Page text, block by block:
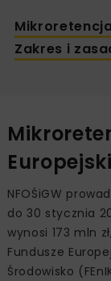
Zakres i
NFOŚiGW
do 30 stycznia
wynosi 173 mln
Fundusze
Środowisko